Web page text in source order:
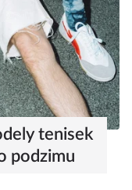
tenisek
podzimu